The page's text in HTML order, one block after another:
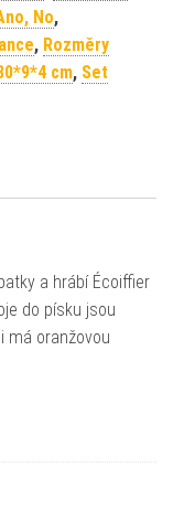
No,
, Rozměry
cm, Set
a hrábí Écoiffier
do písku jsou
má oranžovou